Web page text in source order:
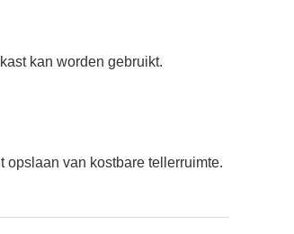
kan worden gebruikt.
van kostbare tellerruimte.